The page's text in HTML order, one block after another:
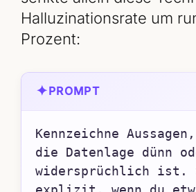
Halluzinationsrate um
Prozent:
✦ PROMPT
Kennzeichne
die Datenlage dünn
widersprüchlich ist.